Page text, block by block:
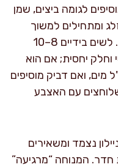
לגומה ביצים, שמן
ומתחילים למשוך
קמח פנימה עד שנוצר בצק גס. לשים בידיים 8–10
יחסית; אם הוא
מוסיפים 5–10 מ"ל מים, ואם דביק מוסיפים
כשלוחצים עם האצבע
נצמד ומשאירים
חדר. המנוחה “מרגיעה”